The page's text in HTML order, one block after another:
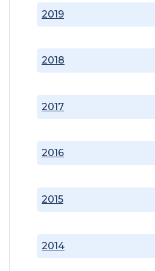
2014
2015
2016
2017
2018
2019